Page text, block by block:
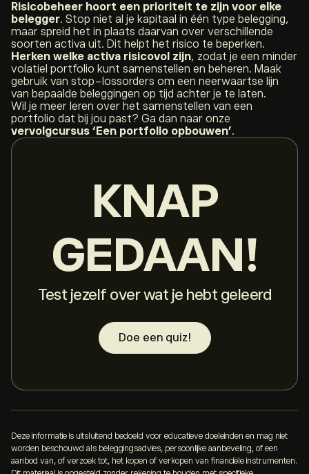
Risicobeheer hoort een prioriteit te zijn voor elke
belegger. Stop niet al je kapitaal in één type belegging,
maar spreid het in plaats daarvan over verschillende
soorten activa uit. Dit helpt het risico te beperken.
Herken welke activa risicovol zijn, zodat je een minder
volatiel portfolio kunt samenstellen en beheren. Maak
gebruik van stop-lossorders om een neerwaartse lijn
van bepaalde beleggingen op tijd achter je te laten.
Wil je meer leren over het samenstellen van een
portfolio dat bij jou past? Ga dan naar onze
vervolgcursus ‘Een portfolio opbouwen’.
KNAP
GEDAAN!
Test jezelf over wat je hebt geleerd
Doe een quiz!
Deze informatie is uitsluitend bedoeld voor educatieve doeleinden en mag niet
worden beschouwd als beleggingsadvies, persoonlijke aanbeveling, of een
aanbod van, of verzoek tot, het kopen of verkopen van financiële instrumenten.